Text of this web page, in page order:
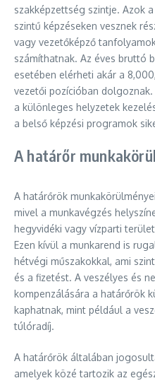
szakképzettség szintje. Azok
szintű képzéseken vesznek
vagy vezetőképző
számíthatnak. Az éves bruttó
esetében elérheti akár a
vezetői pozícióban
a különleges helyzetek
a belső képzési programok
A határőr
A határőrök
mivel a munkavégzés
hegyvidéki vagy vízparti
Ezen kívül a munkarend is
hétvégi műszakokkal, ami
és a fizetést. A veszélyes és
kompenzálására a határőrök
kaphatnak, mint például a
túlóradíj.
A határőrök általában
amelyek közé tartozik az